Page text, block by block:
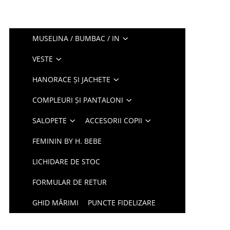
MUSELINA / BUMBAC / IN
VESTE
HANORACE ȘI JACHETE
COMPLEURI ȘI PANTALONI
SALOPETE ACCESORII COPII
FEMININ BY H. BEBE
LICHIDARE DE STOC
FORMULAR DE RETUR
GHID MĂRIMI PUNCTE FIDELIZARE